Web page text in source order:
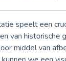
speelt een
van historische
middel van